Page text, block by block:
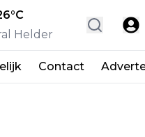
°C
Helder
Contact